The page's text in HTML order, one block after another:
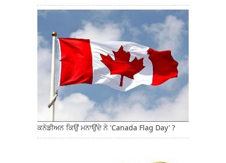
ਕਨੇਡੀਅਨ ਕਿਉਂ ਮਨਾਉਂਦੇ ਨੇ 'Canada Flag Day' ?